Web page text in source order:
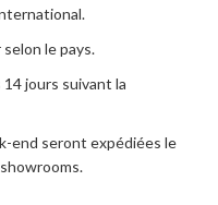
le pays.
jours suivant la
end seront expédiées le